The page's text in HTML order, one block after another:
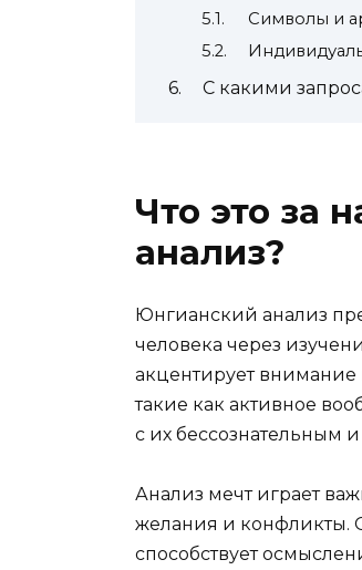
Символы и
С какими
Что это за
анализ?
Юнгианский анализ
человека через
акцентирует
такие как активное
с их бессознательным
Анализ мечт играет
желания и конфликты.
способствует